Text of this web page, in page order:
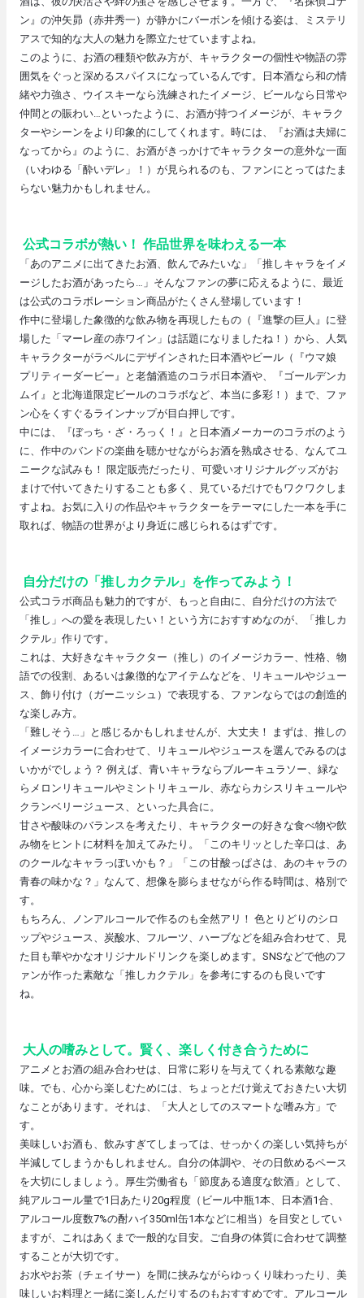
ン』の沖矢昴（赤井秀一）が静かにバーボンを傾ける姿は、ミステリ
アスで知的な大人の魅力を際立たせていますよね。
このように、お酒の種類や飲み方が、キャラクターの個性や物語の雰
囲気をぐっと深めるスパイスになっているんです。日本酒なら和の情
緒や力強さ、ウイスキーなら洗練されたイメージ、ビールなら日常や
仲間との賑わい…といったように、お酒が持つイメージが、キャラク
ターやシーンをより印象的にしてくれます。時には、『お酒は夫婦に
なってから』のように、お酒がきっかけでキャラクターの意外な一面
（いわゆる「酔いデレ」！）が見られるのも、ファンにとってはたま
らない魅力かもしれません。
公式コラボが熱い！ 作品世界を味わえる一本
「あのアニメに出てきたお酒、飲んでみたいな」「推しキャラをイメ
ージしたお酒があったら…」そんなファンの夢に応えるように、最近
は公式のコラボレーション商品がたくさん登場しています！
作中に登場した象徴的な飲み物を再現したもの（『進撃の巨人』に登
場した「マーレ産の赤ワイン」は話題になりましたね！）から、人気
キャラクターがラベルにデザインされた日本酒やビール（『ウマ娘
プリティーダービー』と老舗酒造のコラボ日本酒や、『ゴールデンカ
ムイ』と北海道限定ビールのコラボなど、本当に多彩！）まで、ファ
ン心をくすぐるラインナップが目白押しです。
中には、『ぼっち・ざ・ろっく！』と日本酒メーカーのコラボのよう
に、作中のバンドの楽曲を聴かせながらお酒を熟成させる、なんてユ
ニークな試みも！ 限定販売だったり、可愛いオリジナルグッズがお
まけで付いてきたりすることも多く、見ているだけでもワクワクしま
すよね。お気に入りの作品やキャラクターをテーマにした一本を手に
取れば、物語の世界がより身近に感じられるはずです。
自分だけの「推しカクテル」を作ってみよう！
公式コラボ商品も魅力的ですが、もっと自由に、自分だけの方法で
「推し」への愛を表現したい！という方におすすめなのが、「推しカ
クテル」作りです。
これは、大好きなキャラクター（推し）のイメージカラー、性格、物
語での役割、あるいは象徴的なアイテムなどを、リキュールやジュー
ス、飾り付け（ガーニッシュ）で表現する、ファンならではの創造的
な楽しみ方。
「難しそう…」と感じるかもしれませんが、大丈夫！ まずは、推しの
イメージカラーに合わせて、リキュールやジュースを選んでみるのは
いかがでしょう？ 例えば、青いキャラならブルーキュラソー、緑な
らメロンリキュールやミントリキュール、赤ならカシスリキュールや
クランベリージュース、といった具合に。
甘さや酸味のバランスを考えたり、キャラクターの好きな食べ物や飲
み物をヒントに材料を加えてみたり。「このキリッとした辛口は、あ
のクールなキャラっぽいかも？」「この甘酸っぱさは、あのキャラの
青春の味かな？」なんて、想像を膨らませながら作る時間は、格別で
す。
もちろん、ノンアルコールで作るのも全然アリ！ 色とりどりのシロ
ップやジュース、炭酸水、フルーツ、ハーブなどを組み合わせて、見
た目も華やかなオリジナルドリンクを楽しめます。SNSなどで他のフ
ァンが作った素敵な「推しカクテル」を参考にするのも良いです
ね。
大人の嗜みとして。賢く、楽しく付き合うために
アニメとお酒の組み合わせは、日常に彩りを与えてくれる素敵な趣
味。でも、心から楽しむためには、ちょっとだけ覚えておきたい大切
なことがあります。それは、「大人としてのスマートな嗜み方」で
す。
美味しいお酒も、飲みすぎてしまっては、せっかくの楽しい気持ちが
半減してしまうかもしれません。自分の体調や、その日飲めるペース
を大切にしましょう。厚生労働省も「節度ある適度な飲酒」として、
純アルコール量で1日あたり20g程度（ビール中瓶1本、日本酒1合、
アルコール度数7%の酎ハイ350ml缶1本などに相当）を目安としてい
ますが、これはあくまで一般的な目安。ご自身の体質に合わせて調整
することが大切です。
お水やお茶（チェイサー）を間に挟みながらゆっくり味わったり、美
味しいお料理と一緒に楽しんだりするのもおすすめです。アルコール